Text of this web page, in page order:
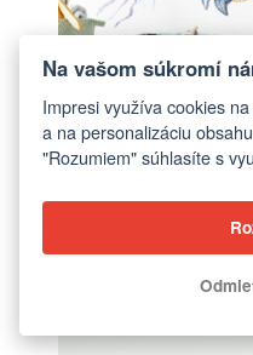
Samolepka do detskej
Na vašom súkromí
Impresi využíva cookies
a na personalizáciu
"Rozumiem" súhlasíte s